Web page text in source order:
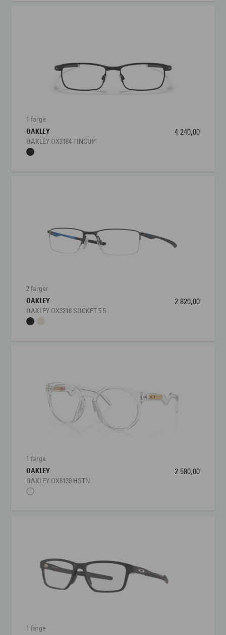
1 farge
OAKLEY
OAKLEY OX3184 TINCUP
4 240,00
2 farger
OAKLEY
OAKLEY OX3218 SOCKET 5.5
2 820,00
1 farge
OAKLEY
OAKLEY OX8139 HSTN
2 580,00
1 farge